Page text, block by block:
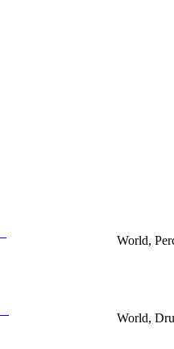
World,
World,